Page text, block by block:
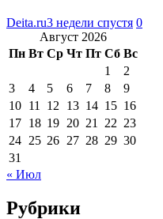
Deita.ru3 недели спустя 0
Август 2026
Пн Вт Ср Чт Пт Сб Вс
1
2
3
4 5 6 7 8
9
10 11 12 13 14 15 16
17 18 19 20 21 22 23
24 25 26 27 28 29 30
31
« Июл
Рубрики